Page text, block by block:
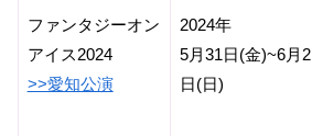
ファンタジーオン
アイス2024
>>愛知公演
2024年
5月31日(金)~6月2
日(日)